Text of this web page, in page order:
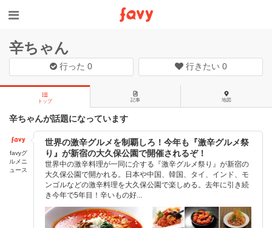
辛ちゃん
行った0 行きたい 0
トップ 記事 地図
辛ちゃんが話題になっています
favyグ
ルメニ
ュース
世界の激辛グルメを制覇しろ！今年も『激辛グルメ祭
り』が新宿の大久保公園で開催されるぞ！
世界中の激辛料理が一同に介する『激辛グルメ祭り』が新宿の
大久保公園で開かれる。日本や中国、韓国、タイ、インド、モ
ンゴルなどの激辛料理を大久保公園で楽しめる。去年に引き続
き今年で5年目！辛いもの好...